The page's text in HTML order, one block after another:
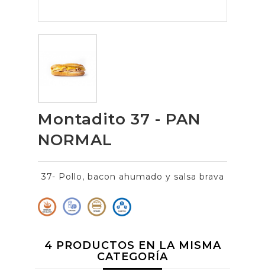
Montadito 37 - PAN
NORMAL
37- Pollo, bacon ahumado y salsa brava
4 PRODUCTOS EN LA MISMA
CATEGORÍA